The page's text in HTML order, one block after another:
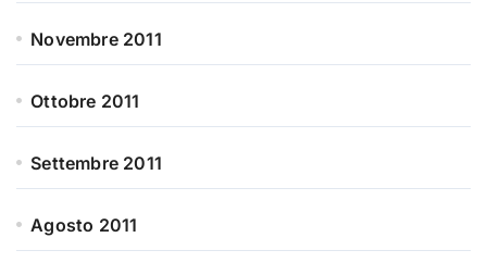
Novembre 2011
Ottobre 2011
Settembre 2011
Agosto 2011